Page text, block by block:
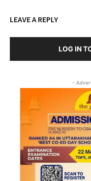
LEAVE A REPLY
LOG IN
-